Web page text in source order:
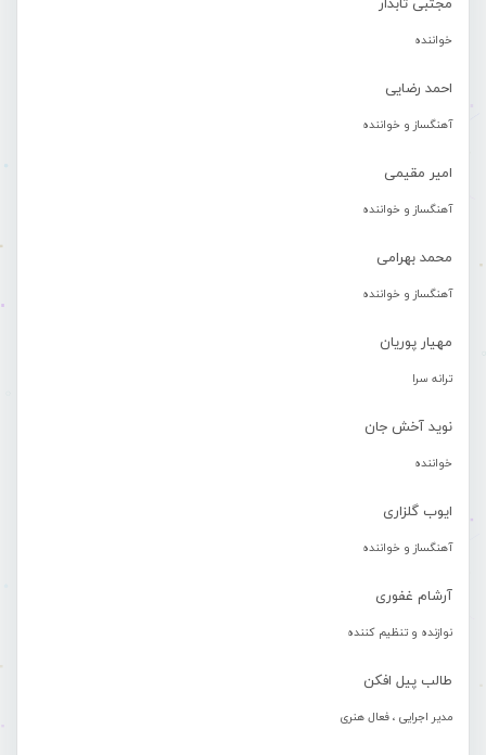
مجتبی تابدار
خواننده
احمد رضایی
آهنگساز و خواننده
امیر مقیمی
آهنگساز و خواننده
محمد بهرامی
آهنگساز و خواننده
مهیار پوریان
ترانه سرا
نوید آخش جان
خواننده
ایوب گلزاری
آهنگساز و خواننده
آرشام غفوری
نوازنده و تنظیم کننده
طالب پیل افکن
مدیر اجرایی ، فعال هنری